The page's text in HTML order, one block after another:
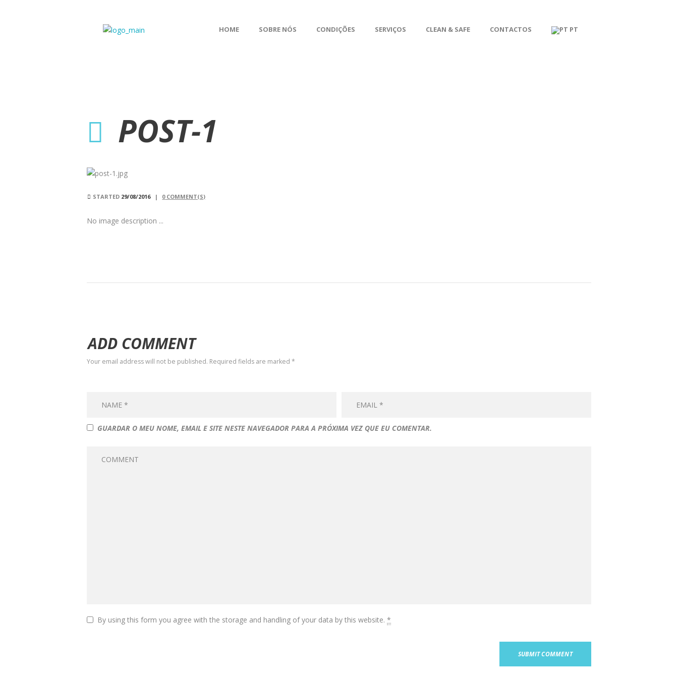
HOME SOBRE NÓS CONDIÇÕES SERVIÇOS CLEAN & SAFE CONTACTOS PT
POST-1
STARTED 29/08/2016 0COMMENT(S)
No image description ...
ADD COMMENT
Your email address will not be published. Required fields are marked *
GUARDAR O MEU NOME, EMAIL E SITE NESTE NAVEGADOR PARA A PRÓXIMA VEZ QUE EU COMENTAR.
By using this form you agree with the storage and handling of your data by this website. *